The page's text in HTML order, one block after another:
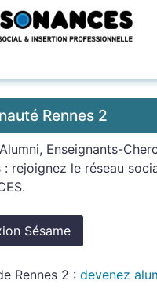
Rennes 2
Enseignants-
: rejoignez le réseau
Sésame
Rennes 2 : devenez